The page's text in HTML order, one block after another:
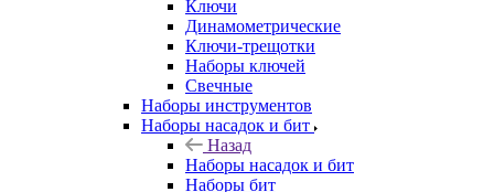
Ключи
Динамометрические
Ключи-трещотки
Наборы ключей
Свечные
Наборы инструментов
Наборы насадок и бит
Назад
Наборы насадок и бит
Наборы бит